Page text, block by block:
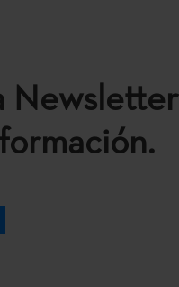
Newsletter